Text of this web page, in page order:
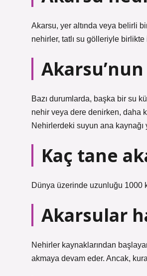
Akarsu, yer altında veya belirli
nehirler, tatlı su gölleriyle birlikte
Bazı durumlarda, başka bir su
nehir veya dere denirken, daha
Nehirlerdeki suyun ana kaynağı
Kaç tane
Dünya üzerinde uzunluğu 1000
Akarsular
Nehirler kaynaklarından
akmaya devam eder. Ancak,